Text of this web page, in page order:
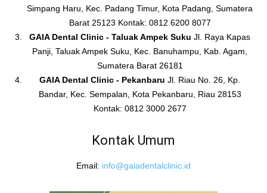
Simpang Haru, Kec. Padang Timur, Kota Padang, Sumatera
Barat 25123 Kontak: 0812 6200 8077
GAIA Dental Clinic - Taluak Ampek Suku Jl. Raya Kapas
Panji, Taluak Ampek Suku, Kec. Banuhampu, Kab. Agam,
Sumatera Barat 26181
GAIA Dental Clinic - Pekanbaru Jl. Riau No. 26, Kp.
Bandar, Kec. Sempalan, Kota Pekanbaru, Riau 28153
Kontak: 0812 3000 2677
Kontak Umum
Email: info@gaiadentalclinic.id